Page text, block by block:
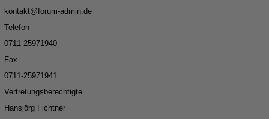
kontakt@forum-admin.de
Telefon
0711-25971940
Fax
0711-25971941
Vertretungsberechtigte
Hansjörg Fichtner